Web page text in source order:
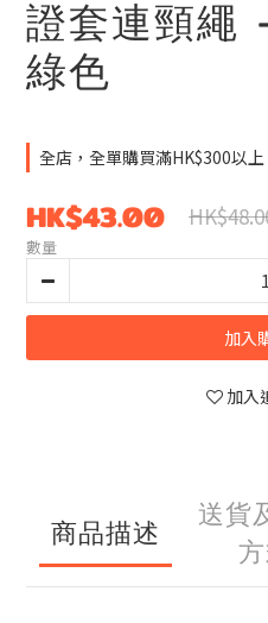
證套連頸
綠色
全店，全單購買滿HK$300以
HK$43.00
數量
加入
加入
商品描述
送貨